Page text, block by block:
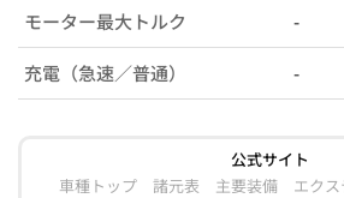
モーター最大トルク -
充電（急速／普通） -
公式サイト
車種トップ
諸元表 主要装備 エク